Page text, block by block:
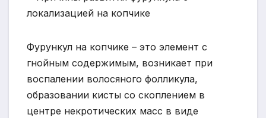
Фурункул на копчике – это элемент с
гнойным содержимым, возникает при
воспалении волосяного фолликула,
образовании кисты со скоплением в
центре некротических масс в виде